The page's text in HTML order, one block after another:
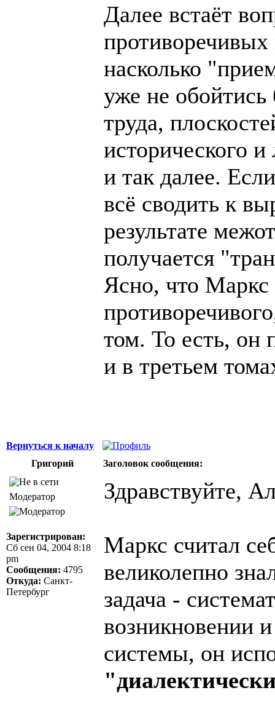
Далее встаёт
насколько
уже не обойтись
труда,
исторического и
и так далее.
всё сводить к
результате
получается
Ясно, что Маркс
том. То есть, он
и в третьем
Вернуться к началу
Григорий
Заголовок сообщения:
Модератор
Зарегистрирован:
Сб сен 04, 2004 8:18
pm
Сообщения: 4795
Откуда: Санкт-
Петербург
Здравствуйте,
Маркс считал
великолепно
задача -
возникновении
системы, он